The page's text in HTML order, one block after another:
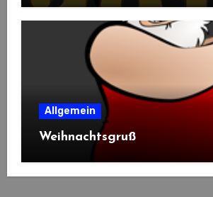
Allgemein
Weihnachtsgruß